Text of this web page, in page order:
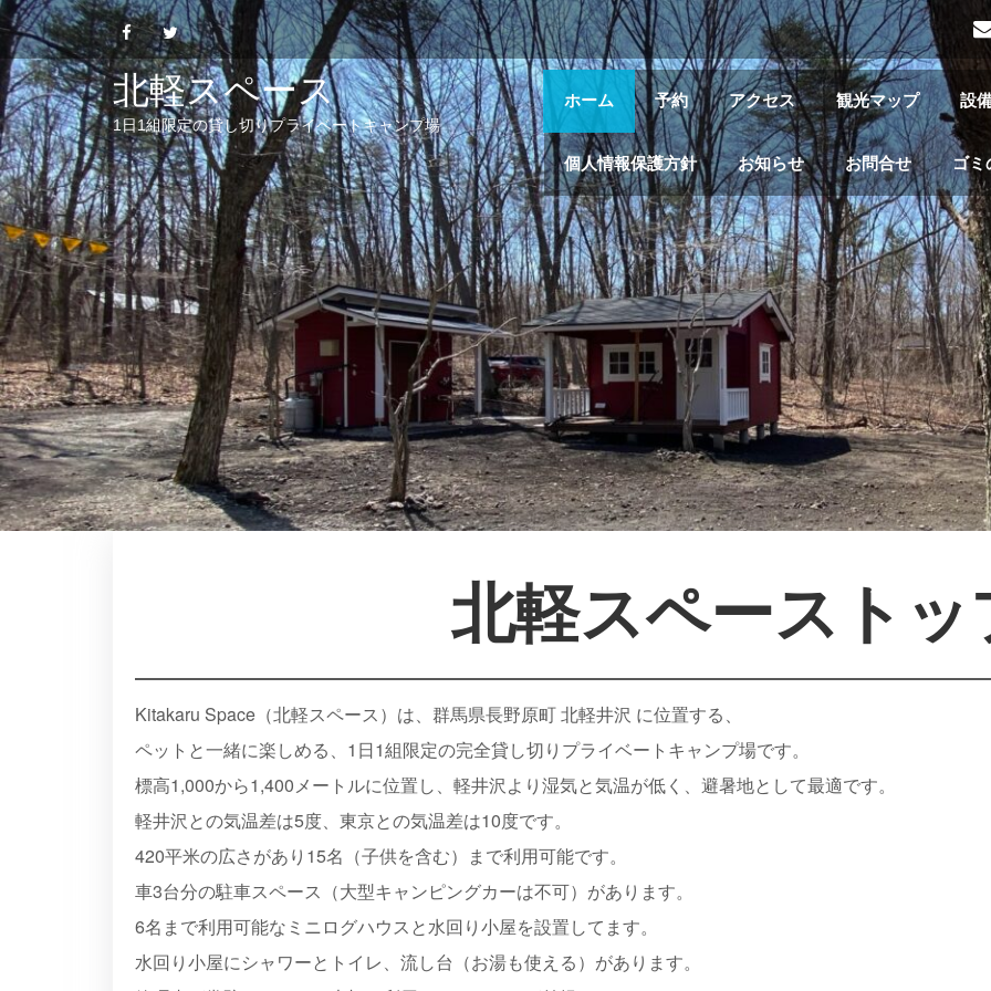
Skip
to
content
北軽スペース
1日1組限定の貸し切りプライベートキャンプ場
ホーム 予約 アクセス 観光マップ 設
個人情報保護方針 お知らせ お問合せ ゴミ
北軽スペーストッ
Kitakaru Space（北軽スペース）は、群馬県長野原町 北軽井沢 に位置する、
ペットと一緒に楽しめる、1日1組限定の完全貸し切りプライベートキャンプ場です。
標高1,000から1,400メートルに位置し、軽井沢より湿気と気温が低く、避暑地として最適です。
軽井沢との気温差は5度、東京との気温差は10度です。
420平米の広さがあり15名（子供を含む）まで利用可能です。
車3台分の駐車スペース（大型キャンピングカーは不可）があります。
6名まで利用可能なミニログハウスと水回り小屋を設置してます。
水回り小屋にシャワーとトイレ、流し台（お湯も使える）があります。